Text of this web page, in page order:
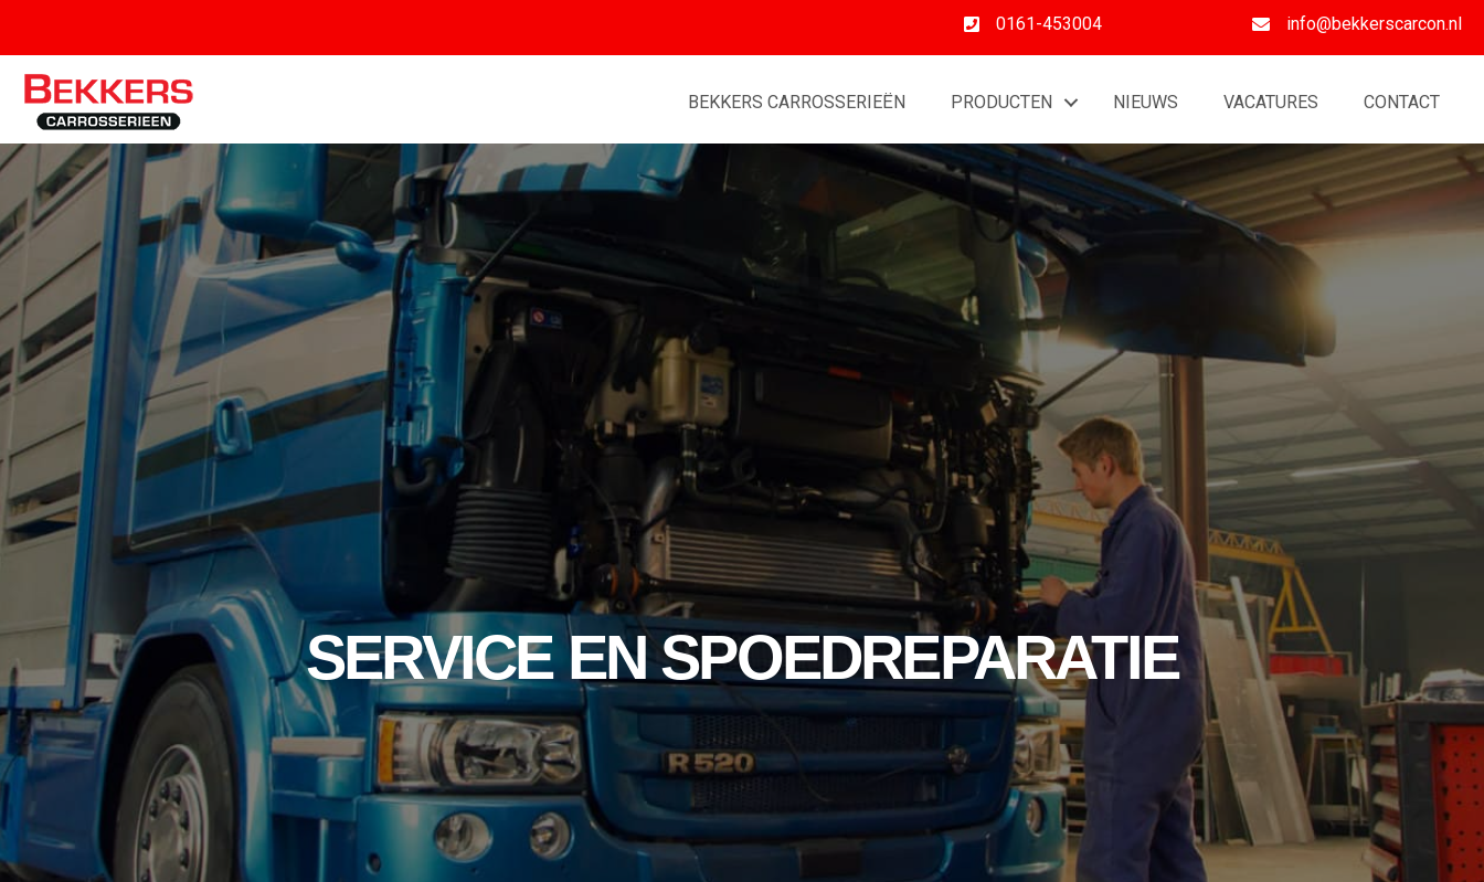
0161-453004 info@bekkerscarcon.nl
BEKKERS CARROSSERIEËN PRODUCTEN NIEUWS VACATURES CONTACT
SERVICE EN SPOEDREPARATIE